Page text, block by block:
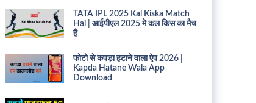
TATA IPL 2025 Kal Kiska Match
Hai | आईपीएल 2025 मे कल किस का मैच
है
फोटो से कपड़ा हटाने वाला ऐप 2026 |
Kapda Hatane Wala App
Download